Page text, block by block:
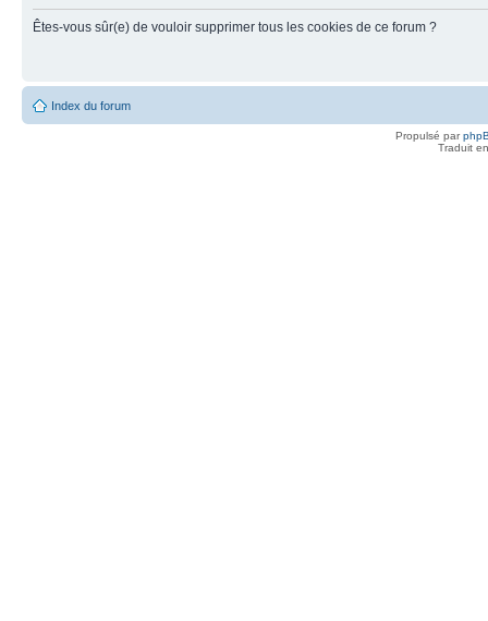
Êtes-vous sûr(e) de vouloir supprimer tous les cookies de ce forum ?
Index du forum
Propulsé par
Traduit